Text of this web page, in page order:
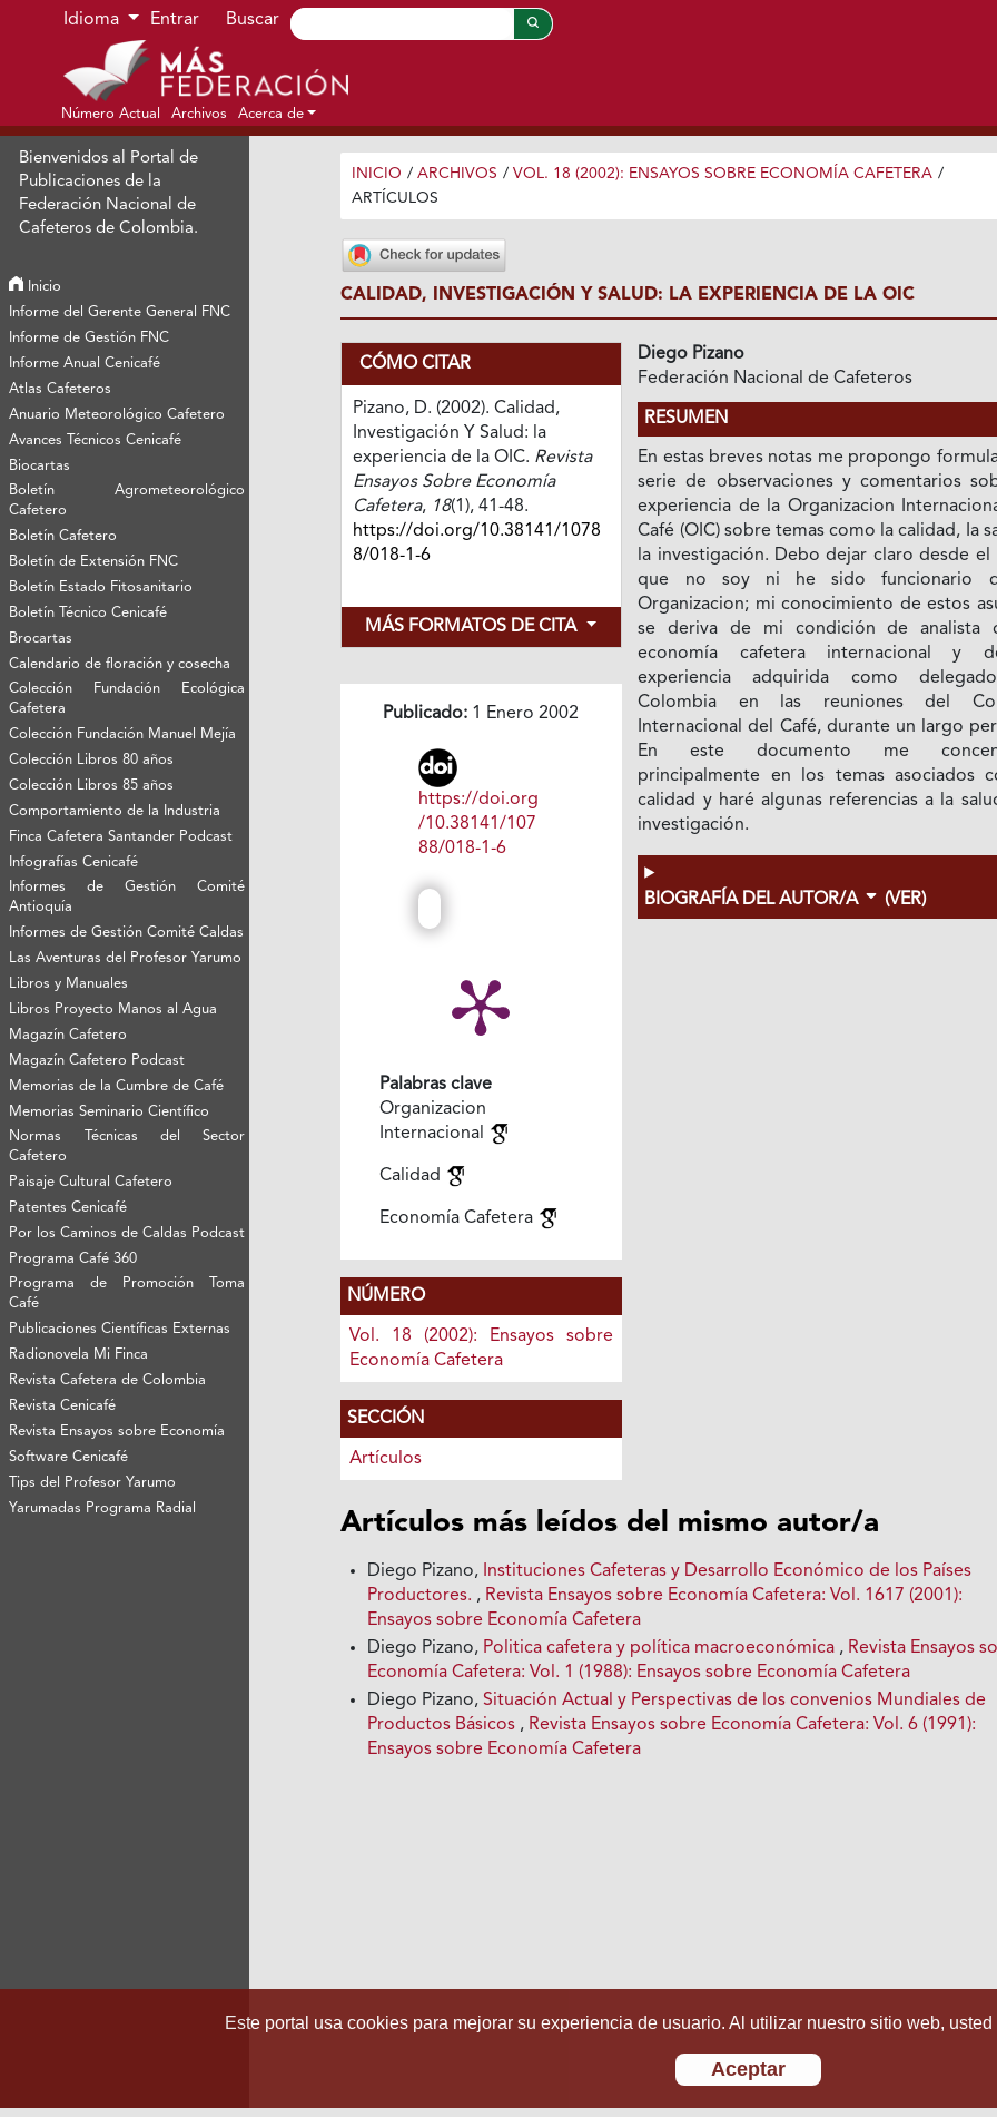
Ir al menú de navegación principal
Ir al contenido principal
Ir al pie de página del sitio
Idioma Entrar Buscar
Número Actual Archivos Acerca de
Bienvenidos al Portal de
Publicaciones de la
Federación Nacional de
Cafeteros de Colombia.
Inicio
Informe del Gerente General FNC
Informe de Gestión FNC
Informe Anual Cenicafé
Atlas Cafeteros
Anuario Meteorológico Cafetero
Avances Técnicos Cenicafé
Biocartas
Boletín Agrometeorológico
Cafetero
Boletín Cafetero
Boletín de Extensión FNC
Boletín Estado Fitosanitario
Boletín Técnico Cenicafé
Brocartas
Calendario de floración y cosecha
Colección Fundación Ecológica
Cafetera
Colección Fundación Manuel Mejía
Colección Libros 80 años
Colección Libros 85 años
Comportamiento de la Industria
Finca Cafetera Santander Podcast
Infografías Cenicafé
Informes de Gestión Comité
Antioquía
Informes de Gestión Comité Caldas
Las Aventuras del Profesor Yarumo
Libros y Manuales
Libros Proyecto Manos al Agua
Magazín Cafetero
Magazín Cafetero Podcast
Memorias de la Cumbre de Café
Memorias Seminario Científico
Normas Técnicas del Sector
Cafetero
Paisaje Cultural Cafetero
Patentes Cenicafé
Por los Caminos de Caldas Podcast
Programa Café 360
Programa de Promoción Toma
Café
Publicaciones Científicas Externas
Radionovela Mi Finca
Revista Cafetera de Colombia
Revista Cenicafé
Revista Ensayos sobre Economía
Software Cenicafé
Tips del Profesor Yarumo
Yarumadas Programa Radial
INICIO / ARCHIVOS / VOL. 18 (2002): ENSAYOS SOBRE ECONOMÍA CAFETERA /
ARTÍCULOS
CALIDAD, INVESTIGACIÓN Y SALUD: LA EXPERIENCIA DE LA OIC
CÓMO CITAR
Pizano, D. (2002). Calidad,
Investigación Y Salud: la
experiencia de la OIC. Revista
Ensayos Sobre Economía
Cafetera, 18(1), 41-48.
https://doi.org/10.38141/1078
8/018-1-6
MÁS FORMATOS DE CITA
Publicado: 1 Enero 2002
https://doi.org
/10.38141/107
88/018-1-6
Palabras clave
Organizacion
Internacional
Calidad
Economía Cafetera
NÚMERO
Vol. 18 (2002): Ensayos sobre
Economía Cafetera
SECCIÓN
Artículos
Diego Pizano
Federación Nacional de Cafeteros
RESUMEN
En estas breves notas me propongo
serie de observaciones y comentarios
experiencia de la Organizacion
Café (OIC) sobre temas como la calidad, Ia
la investigación. Debo dejar claro desde el
que no soy ni he sido funcionario
Organizacion; mi conocimiento de estos
se deriva de mi condición de analista
economía cafetera internacional y
experiencia adquirida como
Colombia en las reuniones del
Internacional del Café, durante un largo
En este documento me
principalmente en los temas asociados
calidad y haré algunas referencias a la
investigación.
BIOGRAFÍA DEL AUTOR/A (VER)
Artículos más leídos del mismo autor/a
Diego Pizano, Instituciones Cafeteras y Desarrollo Económico de los Países
Productores. , Revista Ensayos sobre Economía Cafetera: Vol. 1617 (2001):
Ensayos sobre Economía Cafetera
Diego Pizano, Politica cafetera y política macroeconómica , Revista Ensayos
Economía Cafetera: Vol. 1 (1988): Ensayos sobre Economía Cafetera
Diego Pizano,Situación Actual y Perspectivas de los convenios Mundiales de
Productos Básicos , Revista Ensayos sobre Economía Cafetera: Vol. 6 (1991):
Ensayos sobre Economía Cafetera
Este portal usa cookies para mejorar su experiencia de usuario. Al utilizar nuestro sitio web,
Aceptar